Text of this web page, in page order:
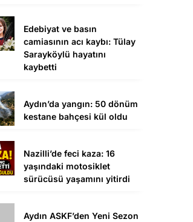
Edebiyat ve basın
camiasının acı kaybı: Tülay
Sarayköylü hayatını
kaybetti
Aydın’da yangın: 50 dönüm
kestane bahçesi kül oldu
Nazilli’de feci kaza: 16
yaşındaki motosiklet
sürücüsü yaşamını yitirdi
Aydın ASKF’den Yeni Sezon